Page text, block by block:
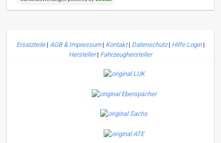
Ersatzteile| AGB & Impressum| Kontakt| Datenschutz| Hilfe Login|
Hersteller| Fahrzeughersteller